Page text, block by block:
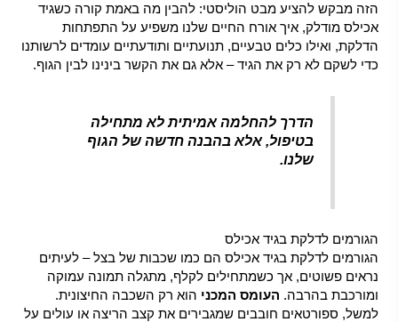
הזה מבקש להציע מבט הוליסטי: להבין מה באמת קורה כשגיד
אכילס מודלק, איך אורח החיים שלנו משפיע על התפתחות
הדלקת, ואילו כלים טבעיים, תנועתיים ותודעתיים עומדים לרשותנו
כדי לשקם לא רק את הגיד – אלא גם את הקשר בינינו לבין הגוף.
הדרך להחלמה אמיתית לא מתחילה
בטיפול, אלא בהבנה חדשה של הגוף
שלנו.
הגורמים לדלקת בגיד אכילס
הגורמים לדלקת בגיד אכילס הם כמו שכבות של בצל – לעיתים
נראים פשוטים, אך כשמתחילים לקלף, מתגלה תמונה עמוקה
ומורכבת בהרבה. העומס המכני הוא רק השכבה החיצונית.
למשל, ספורטאים חובבים שמגבירים את קצב הריצה או עולים על